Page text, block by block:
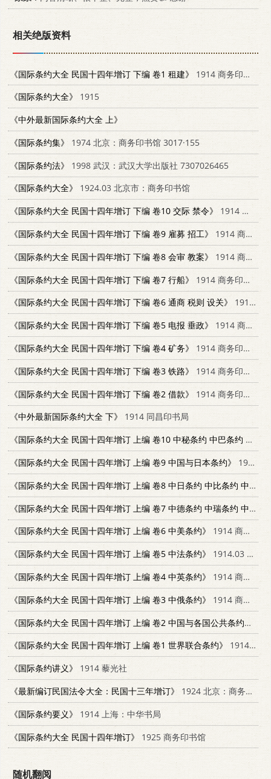
相关绝版资料
《国际条约大全 民国十四年增订 下编 卷1 租建》
1914 商务印书馆
《国际条约大全》
1915
《中外最新国际条约大全 上》
《国际条约集》
1974 北京：商务印书馆 3017·155
《国际条约法》
1998 武汉：武汉大学出版社 7307026465
《国际条约大全》
1924.03 北京市：商务印书馆
《国际条约大全 民国十四年增订 下编 卷10 交际 禁令》
1914 商务印书馆
《国际条约大全 民国十四年增订 下编 卷9 雇募 招工》
1914 商务印书馆
《国际条约大全 民国十四年增订 下编 卷8 会审 教案》
1914 商务印书馆
《国际条约大全 民国十四年增订 下编 卷7 行船》
1914 商务印书馆
《国际条约大全 民国十四年增订 下编 卷6 通商 税则 设关》
1914 商务印书馆
《国际条约大全 民国十四年增订 下编 卷5 电报 垂政》
1914 商务印书馆
《国际条约大全 民国十四年增订 下编 卷4 矿务》
1914 商务印书馆
《国际条约大全 民国十四年增订 下编 卷3 铁路》
1914 商务印书馆
《国际条约大全 民国十四年增订 下编 卷2 借款》
1914 商务印书馆
《中外最新国际条约大全 下》
1914 同昌印书局
《国际条约大全 民国十四年增订 上编 卷10 中秘条约 中巴条约 中葡条约》
《国际条约大全 民国十四年增订 上编 卷9 中国与日本条约》
1914 商务印书馆
《国际条约大全 民国十四年增订 上编 卷8 中日条约 中比条约 中义条约》
《国际条约大全 民国十四年增订 上编 卷7 中德条约 中瑞条约 中丹条约》
《国际条约大全 民国十四年增订 上编 卷6 中美条约》
1914 商务印书馆
《国际条约大全 民国十四年增订 上编 卷5 中法条约》
1914.03 北京市：商务印书馆
《国际条约大全 民国十四年增订 上编 卷4 中英条约》
1914 商务印书馆
《国际条约大全 民国十四年增订 上编 卷3 中俄条约》
1914 商务印书馆
《国际条约大全 民国十四年增订 上编 卷2 中国与各国公共条约》
《国际条约大全 民国十四年增订 上编 卷1 世界联合条约》
1914 商务印书馆
《国际条约讲义》
1914 藜光社
《最新编订民国法令大全：民国十三年增订》 1924 北京：商务印书馆
《国际条约要义》
1914 上海：中华书局
《国际条约大全 民国十四年增订》
1925 商务印书馆
随机翻阅